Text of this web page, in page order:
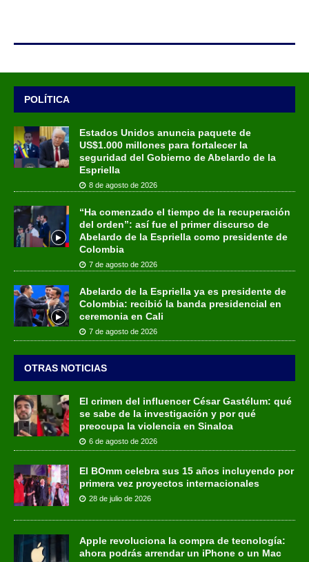
POLÍTICA
Estados Unidos anuncia paquete de
US$1.000 millones para fortalecer la
seguridad del Gobierno de Abelardo de la
Espriella
8 de agosto de 2026
“Ha comenzado el tiempo de la recuperación
del orden”: así fue el primer discurso de
Abelardo de la Espriella como presidente de
Colombia
7 de agosto de 2026
Abelardo de la Espriella ya es presidente de
Colombia: recibió la banda presidencial en
ceremonia en Cali
7 de agosto de 2026
OTRAS NOTICIAS
El crimen del influencer César Gastélum: qué
se sabe de la investigación y por qué
preocupa la violencia en Sinaloa
6 de agosto de 2026
El BOmm celebra sus 15 años incluyendo por
primera vez proyectos internacionales
28 de julio de 2026
Apple revoluciona la compra de tecnología:
ahora podrás arrendar un iPhone o un Mac